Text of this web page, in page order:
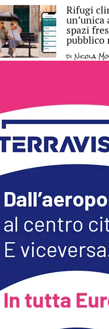
Rifugi
spazi
pubblico
diNicola